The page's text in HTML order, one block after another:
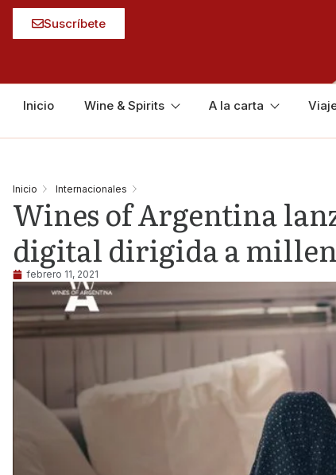
Suscríbete
Inicio Wine & Spirits A la carta
Inicio Internacionales
Wines of Argentina
digital dirigida a
febrero 11, 2021